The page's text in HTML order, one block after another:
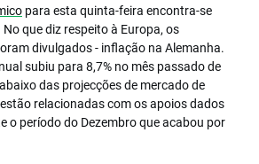
para esta quinta-feira encontra-se
que diz respeito à Europa, os
divulgados - inflação na Alemanha.
subiu para 8,7% no mês passado de
das projecções de mercado de
relacionadas com os apoios dados
o período do Dezembro que acabou por